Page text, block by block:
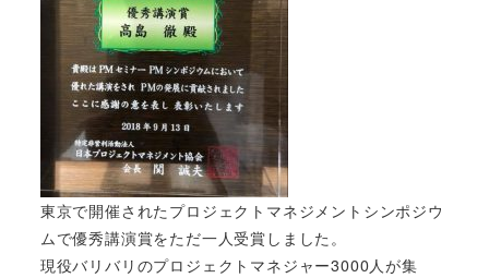
東京で開催されたプロジェクトマネジメントシンポジウ
ムで優秀講演賞をただ一人受賞しました。
現役バリバリのプロジェクトマネジャー3000人が集